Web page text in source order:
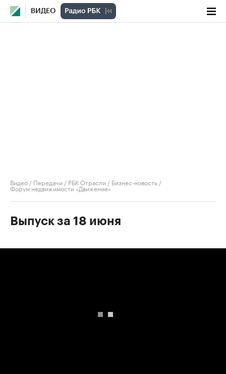
ВИДЕО
Видео / Передачи / РБК Отрасли / Бизнес-новость /
Форум недвижимости «Движение»
Выпуск за 18 июня